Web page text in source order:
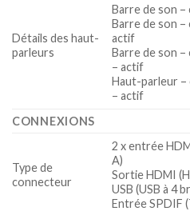
Détails des haut-
parleurs
Barre de son
Barre de son –
actif
Barre de son –
– actif
Haut-parleur –
– actif
CONNEXIONS
Type de
connecteur
2 x entrée
A)
Sortie HDMI
USB (USB à 4
Entrée SPDIF